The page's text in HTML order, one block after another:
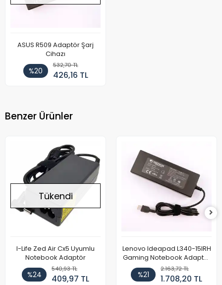
ASUS R509 Adaptör Şarj
Cihazı
%20
532,70 TL
426,16 TL
Benzer Ürünler
Tükendi
I-Life Zed Air Cx5 Uyumlu
Notebook Adaptör
%24
540,93 TL
409,97 TL
Lenovo Ideapad L340-15IRH
Gaming Notebook Adaptör
Cihazı Şarj Aleti (150W)
%21
2.163,72 TL
1.708,20 TL